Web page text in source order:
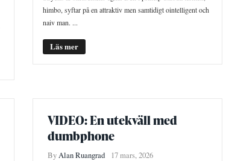
himbo, syftar på en attraktiv men samtidigt ointelligent och
naiv man. ...
Läs mer
VIDEO: En utekväll med
dumbphone
ByAlan Ruangrad 17 mars, 2026